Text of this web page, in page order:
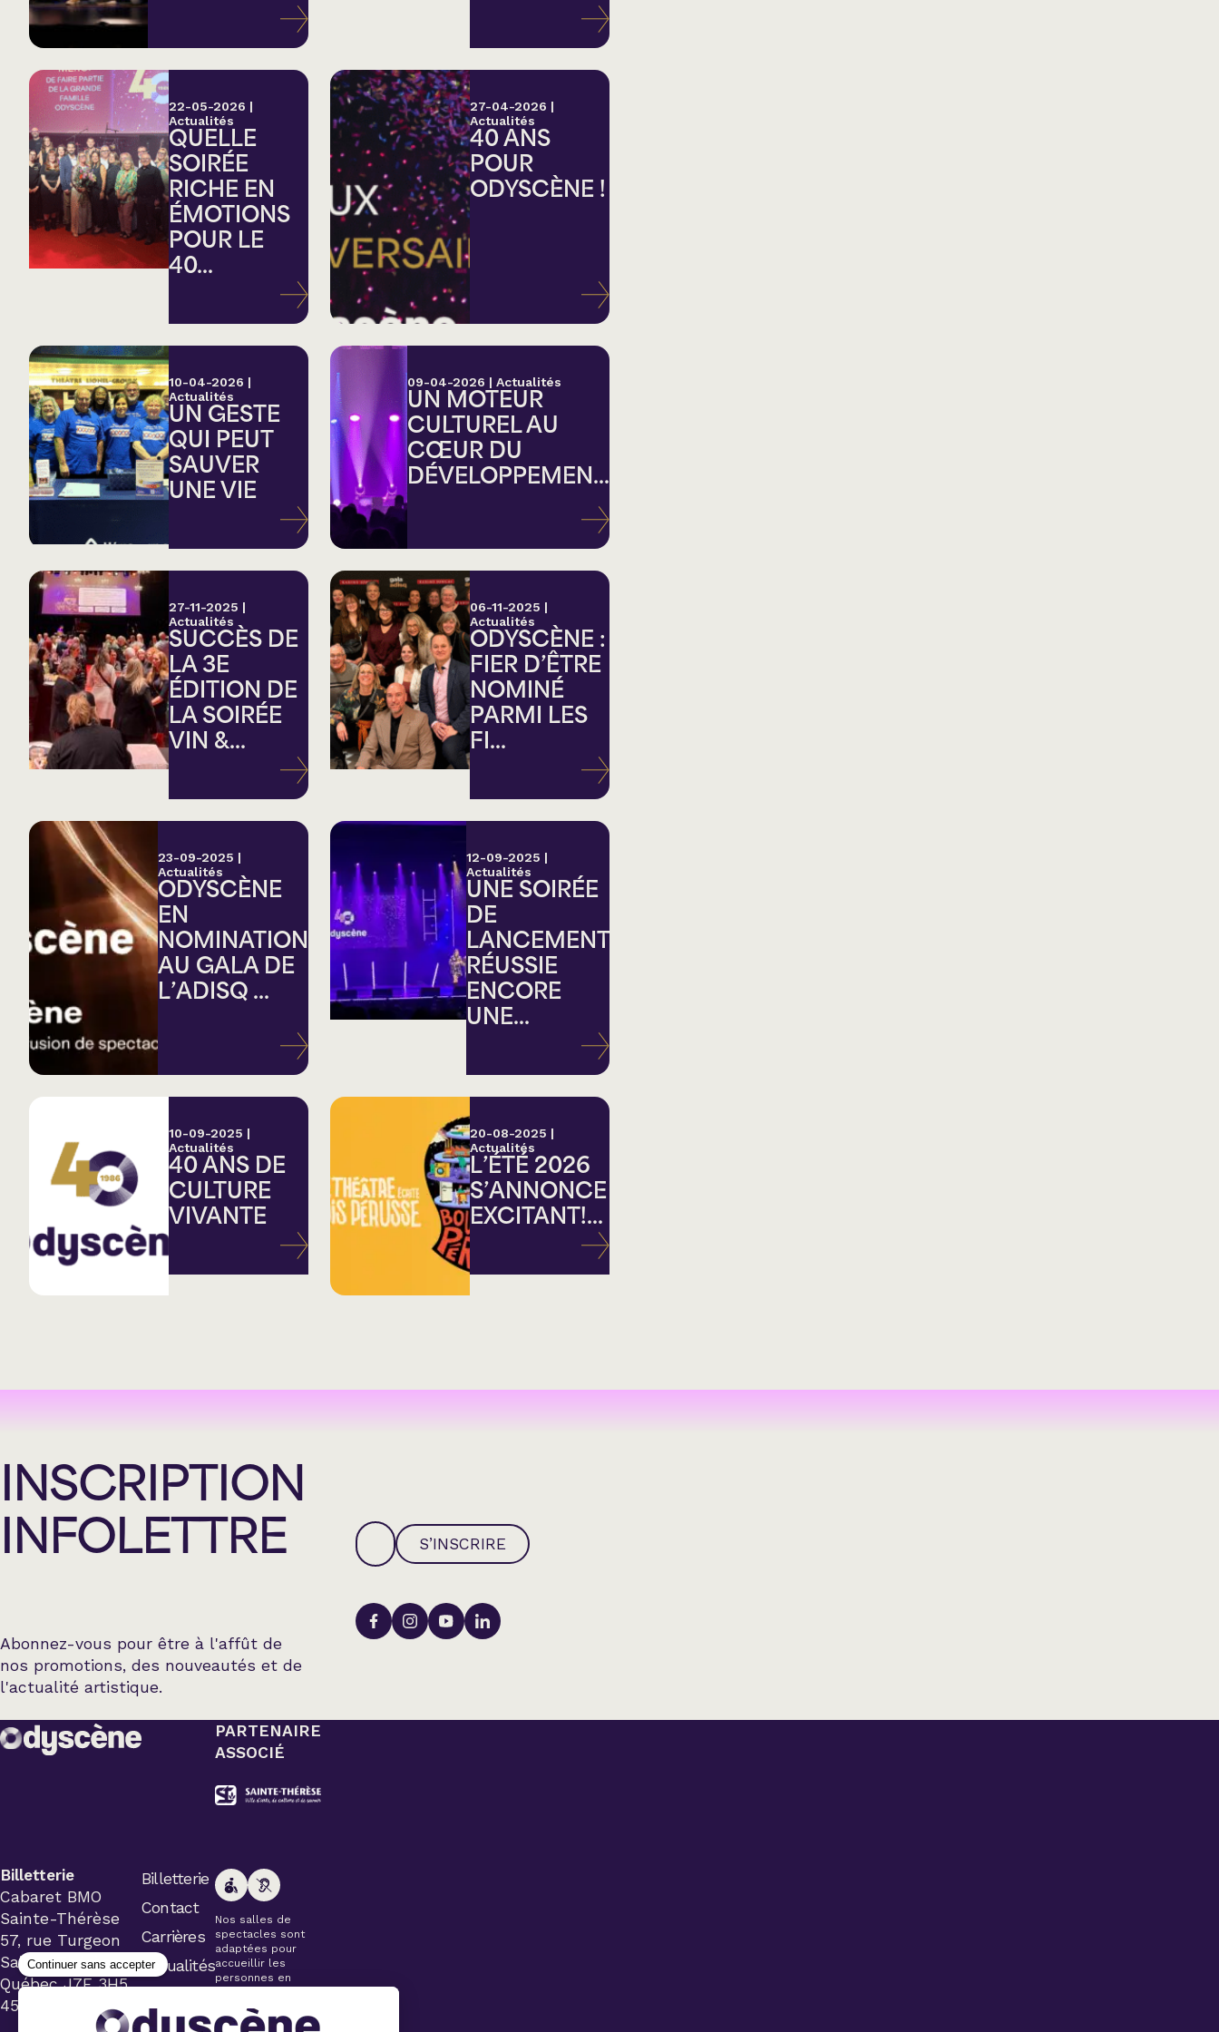
Hommage
Théâtre
Saison estivale
Apéro et perfo
Musique (Blues, folk,
traditionnelle)
Country
Famille
Spectacles en location
22-05-2026 |
Actualités
QUELLE
SOIRÉE
RICHE EN
ÉMOTIONS
POUR LE
40...
27-04-2026 |
Actualités
40 ANS
POUR
ODYSCÈNE !
10-04-2026 |
Actualités
UN GESTE
QUI PEUT
SAUVER
UNE VIE
09-04-2026 | Actualités
UN MOTEUR
CULTUREL AU
CŒUR DU
DÉVELOPPEMEN...
27-11-2025 |
Actualités
SUCCÈS DE
LA 3E
ÉDITION DE
LA SOIRÉE
VIN &...
06-11-2025 |
Actualités
ODYSCÈNE :
FIER D’ÊTRE
NOMINÉ
PARMI LES
FI...
23-09-2025 |
Actualités
ODYSCÈNE
EN
NOMINATION
AU GALA DE
L’ADISQ ...
12-09-2025 |
Actualités
UNE SOIRÉE
DE
LANCEMENT
RÉUSSIE
ENCORE
UNE...
10-09-2025 |
Actualités
40 ANS DE
CULTURE
VIVANTE
20-08-2025 |
Actualités
L’ÉTÉ 2026
S’ANNONCE
EXCITANT!...
INSCRIPTION
INFOLETTRE
Abonnez-vous pour être à l'affût de
nos promotions, des nouveautés et de
l'actualité artistique.
S’INSCRIRE
Billetterie
Cabaret BMO
Sainte-Thérèse
57, rue Turgeon
Sainte-Thérèse
Québec J7E 3H5
450 434-4006
Billetterie
Contact
Carrières
Actualités
PARTENAIRE
ASSOCIÉ
Nos salles de
spectacles sont
adaptées pour
accueillir les
personnes en
Veuillez
simplement aviser